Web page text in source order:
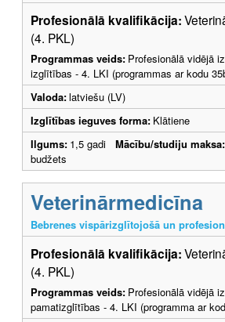
Profesionālā kvalifikācija:
(4. PKL)
Programmas veids: Profesionālā vidējā
izglītības - 4. LKI (programmas ar kodu
Valoda:latviešu (LV)
Izglītības ieguves forma: Klātiene
Ilgums: 1,5 gadi Mācību/studiju maksa:
budžets
Veterinārmedicīna
Bebrenes vispārizglītojošā un
Profesionālā kvalifikācija:
(4. PKL)
Programmas veids: Profesionālā vidējā
pamatizglītības - 4. LKI (programma ar